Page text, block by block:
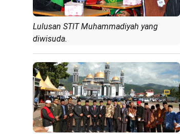
Lulusan STIT Muhammadiyah yang
diwisuda.